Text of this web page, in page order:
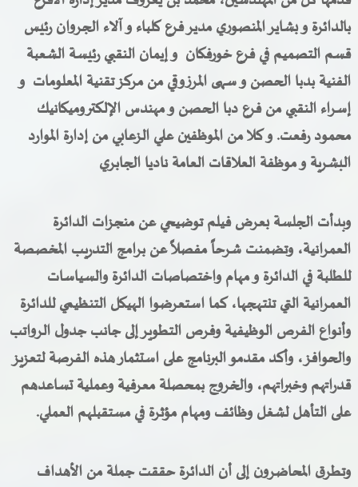
بالدائرة و بشاير المنصوري مدير فرع كلباء و آلاء الجروان رئيس
قسم التصميم في فرع خورفكان و إيمان النقبي رئيسة الشعبة
الفنية بدبا الحصن و سهى المرزوقي من مركز تقنية المعلومات و
إسراء النقبي من فرع دبا الحصن و مهندس الإلكتروميكانيك
محمود رفعت. و كلا من الموظفين علي الزعابي من إدارة الموارد
البشرية و موظفة العلاقات العامة ناديا الجابري
وبدأت الجلسة بعرض فيلم توضيحي عن منجزات الدائرة
العمرانية، وتضمنت شرحاً مفصلاً عن برامج التدريب المخصصة
للطلبة في الدائرة و مهام واختصاصات الدائرة والسياسات
العمرانية التي تنتهجها، كما استعرضوا الهيكل التنظيمي للدائرة
وأنواع الفرص الوظيفية وفرص التطوير إلى جانب جدول الرواتب
والحوافز، وأكد مقدمو البرنامج على استثمار هذه الفرصة لتعزيز
قدراتهم وخبراتهم، والخروج بمحصلة معرفية وعملية تساعدهم
على التأهل لشغل وظائف ومهام مؤثرة في مستقبلهم العملي.
وتطرق المحاضرون إلى أن الدائرة حققت جملة من الأهداف